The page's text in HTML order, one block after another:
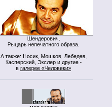
Шендерович.
Рыцарь непечатного образа.
А также: Носик, Мошков, Лебедев,
Касперский, Экслер и другие -
в галерее «Человеки»